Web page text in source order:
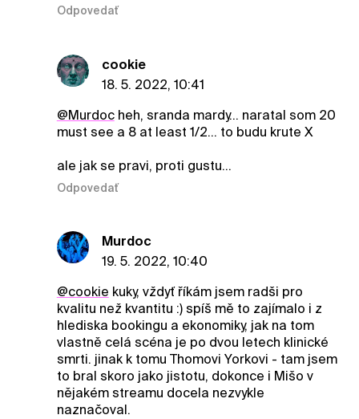
Odpovedať
cookie
18. 5. 2022, 10:41
@Murdocheh, sranda mardy... naratal som 20
must see a 8 at least 1/2... to budu krute X
ale jak se pravi, proti gustu...
Odpovedať
Murdoc
19. 5. 2022, 10:40
@cookie kuky, vždyť říkám jsem radši pro
kvalitu než kvantitu :) spíš mě to zajímalo i z
hlediska bookingu a ekonomiky, jak na tom
vlastně celá scéna je po dvou letech klinické
smrti. jinak k tomu Thomovi Yorkovi - tam jsem
to bral skoro jako jistotu, dokonce i Mišo v
nějakém streamu docela nezvykle
naznačoval.